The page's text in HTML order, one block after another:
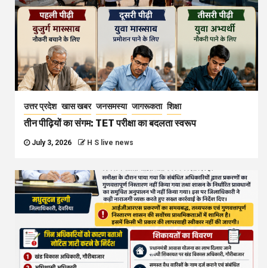
उत्तर प्रदेश खास खबर जनसमस्या जागरूकता शिक्षा
तीन पीढ़ियों का संगम: TET परीक्षा का बदलता स्वरूप
July 3, 2026 H S live news